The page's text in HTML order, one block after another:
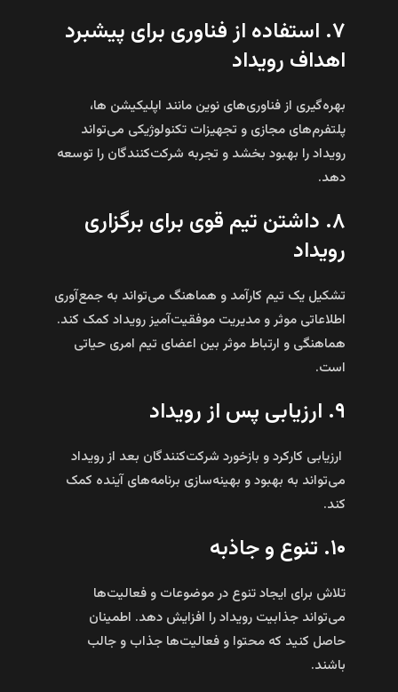
۷. استفاده از فناوری برای پیشبرد
اهداف رویداد
بهره‌گیری از فناوری‌های نوین مانند اپلیکیشن‌ ها،
پلتفرم‌های مجازی و تجهیزات تکنولوژیکی می‌تواند
رویداد را بهبود بخشد و تجربه شرکت‌کنندگان را توسعه
دهد.
۸. داشتن تیم قوی برای برگزاری
رویداد
تشکیل یک تیم کارآمد و هماهنگ می‌تواند به جمع‌آوری
اطلاعاتی موثر و مدیریت موفقیت‌آمیز رویداد کمک کند.
هماهنگی و ارتباط موثر بین اعضای تیم امری حیاتی
است.
۹. ارزیابی پس از رویداد
‌ ارزیابی کارکرد و بازخورد شرکت‌کنندگان بعد از رویداد
می‌تواند به بهبود و بهینه‌سازی برنامه‌های آینده کمک
کند.
۱۰. تنوع و جاذبه
تلاش برای ایجاد تنوع در موضوعات و فعالیت‌ها
می‌تواند جذابیت رویداد را افزایش دهد. اطمینان
حاصل کنید که محتوا و فعالیت‌ها جذاب و جالب
باشند.